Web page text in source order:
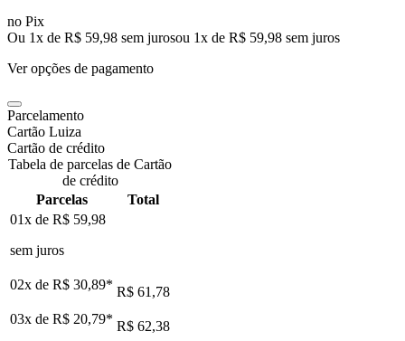
no Pix
Ou 1x de R$ 59,98 sem jurosou 1x de R$ 59,98 sem juros
Ver opções de pagamento
Parcelamento
Cartão Luiza
Cartão de crédito
Tabela de parcelas de Cartão
de crédito
Parcelas
Total
01x de R$ 59,98
sem juros
02x de R$ 30,89* R$ 61,78
03x de R$ 20,79* R$ 62,38